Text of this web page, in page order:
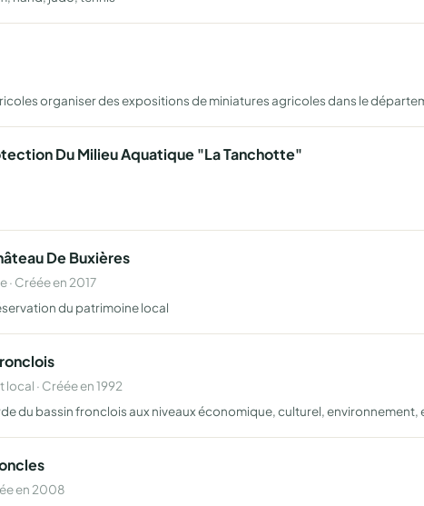
organiser des expositions de miniatures agricoles dans le
Du Milieu Aquatique "La Tanchotte"
De Buxières
· Créée en 2017
du patrimoine local
· Créée en 1992
du bassin fronclois aux niveaux économique, culturel, environnement,
en 2008